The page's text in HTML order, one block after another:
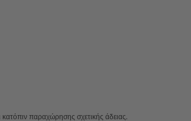
παραχώρησης σχετικής άδειας.